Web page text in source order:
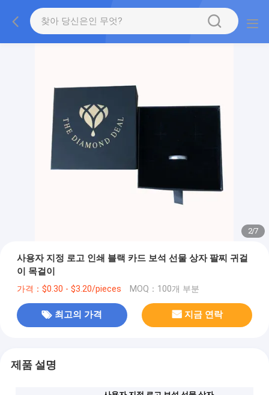
2/7
사용자 지정 로고 인쇄 블랙 카드 보석 선물 상자 팔찌 귀걸
이 목걸이
가격：$0.30 - $3.20/pieces MOQ：100개 부분
최고의 가격 지금 연락
제품 설명